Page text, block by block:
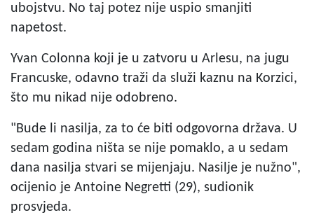
ubojstvu. No taj potez nije uspio smanjiti
napetost.
Yvan Colonna koji je u zatvoru u Arlesu, na jugu
Francuske, odavno traži da služi kaznu na Korzici,
što mu nikad nije odobreno.
"Bude li nasilja, za to će biti odgovorna država. U
sedam godina ništa se nije pomaklo, a u sedam
dana nasilja stvari se mijenjaju. Nasilje je nužno",
ocijenio je Antoine Negretti (29), sudionik
prosvjeda.